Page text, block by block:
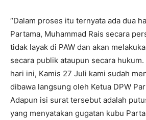
“Dalam proses itu ternyata ada dua
Partama, Muhammad Rais secara
tidak layak di PAW dan akan
secara publik ataupun secara
hari ini, Kamis 27 Juli kami sudah
dibawa langsung oleh Ketua DPW
Adapun isi surat tersebut adalah
yang menyatakan gugatan kubu